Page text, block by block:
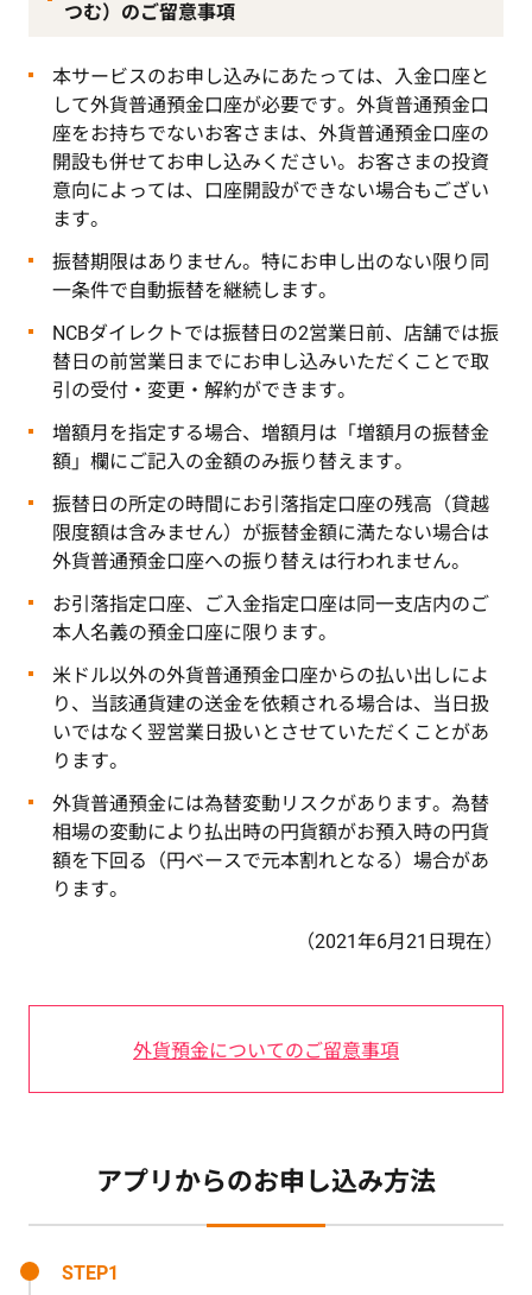
つむ）のご留意事項
本サービスのお申し込みにあたっては、入金口座と
して外貨普通預金口座が必要です。外貨普通預金口
座をお持ちでないお客さまは、外貨普通預金口座の
開設も併せてお申し込みください。お客さまの投資
意向によっては、口座開設ができない場合もござい
ます。
振替期限はありません。特にお申し出のない限り同
一条件で自動振替を継続します。
NCBダイレクトでは振替日の2営業日前、店舗では振
替日の前営業日までにお申し込みいただくことで取
引の受付・変更・解約ができます。
増額月を指定する場合、増額月は「増額月の振替金
額」欄にご記入の金額のみ振り替えます。
振替日の所定の時間にお引落指定口座の残高（貸越
限度額は含みません）が振替金額に満たない場合は
外貨普通預金口座への振り替えは行われません。
お引落指定口座、ご入金指定口座は同一支店内のご
本人名義の預金口座に限ります。
米ドル以外の外貨普通預金口座からの払い出しによ
り、当該通貨建の送金を依頼される場合は、当日扱
いではなく翌営業日扱いとさせていただくことがあ
ります。
外貨普通預金には為替変動リスクがあります。為替
相場の変動により払出時の円貨額がお預入時の円貨
額を下回る（円ベースで元本割れとなる）場合があ
ります。
（2021年6月21日現在）
外貨預金についてのご留意事項
アプリからのお申し込み方法
STEP1